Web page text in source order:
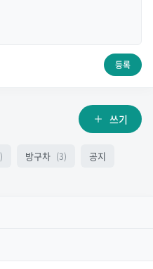
등록
쓰기
방구차 (3) 공지